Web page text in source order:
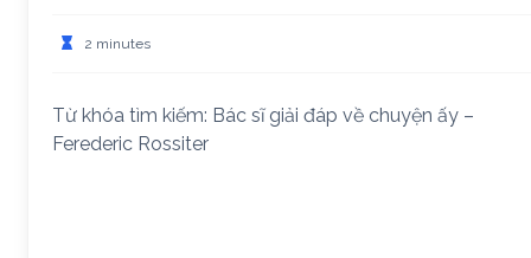
2 minutes
Từ khóa tìm kiếm: Bác sĩ giải đáp về chuyện ấy –
Ferederic Rossiter